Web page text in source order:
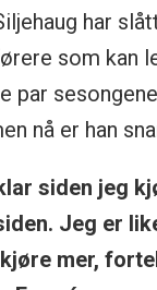
har
som kan
par
nå er han
siden jeg
Jeg er
mer,